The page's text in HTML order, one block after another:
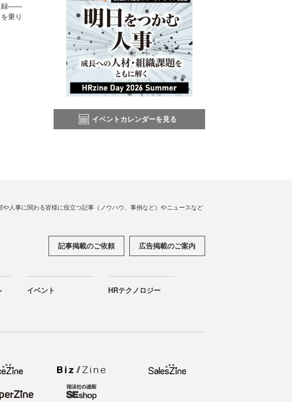
録——
乗り
イベントカレンダーを見る
人事に関わる皆様に役立つ記事（ノウハウ、事例など）やニュースなど
記事掲載のご依頼 広告掲載のご案内
イベント HRテクノロジー